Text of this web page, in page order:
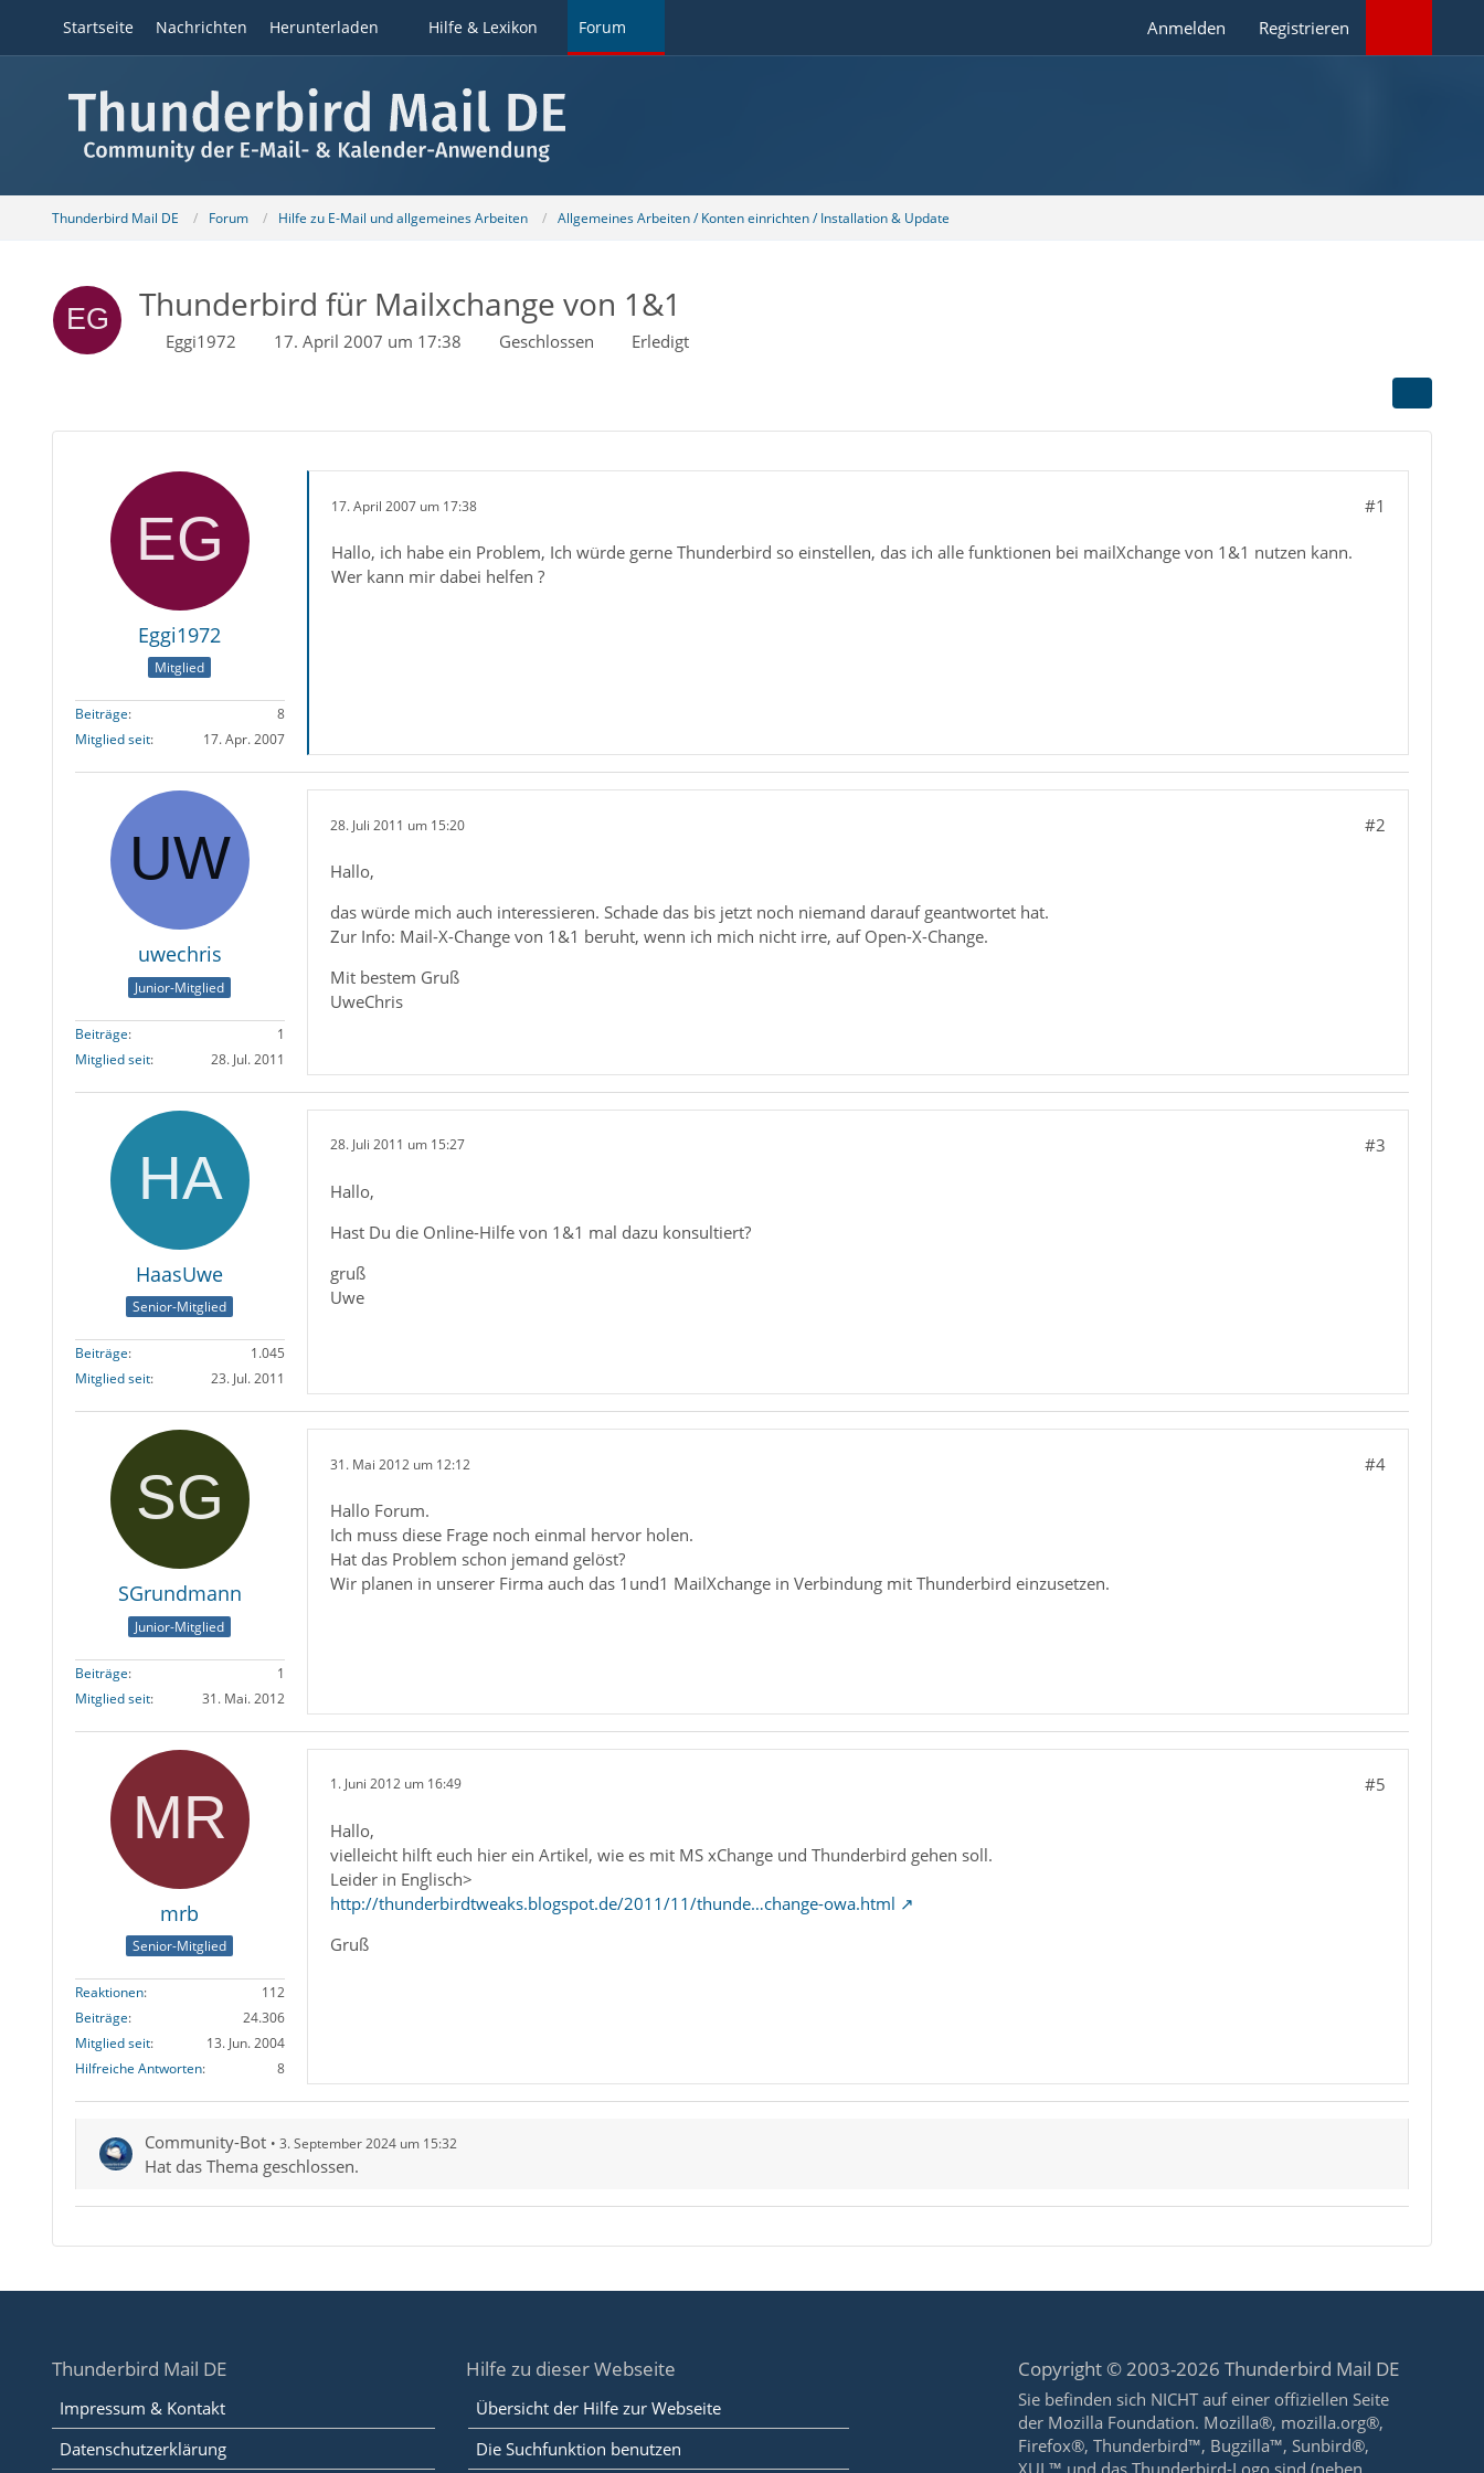
Startseite Nachrichten Herunterladen Hilfe & Lexikon Forum Anmelden Registrieren
Thunderbird Mail DE Forum Hilfe zu E-Mail und allgemeines Arbeiten Allgemeines Arbeiten / Konten einrichten / Installation & Update
Thunderbird für Mailxchange von 1&1
Eggi1972 17. April 2007 um 17:38 Geschlossen Erledigt
Eggi1972
Mitglied
Beiträge
8
Mitglied seit
17. Apr. 2007
17. April 2007 um 17:38 #1
Hallo, ich habe ein Problem, Ich würde gerne Thunderbird so einstellen, das ich alle funktionen bei mailXchange von 1&1 nutzen kann.
Wer kann mir dabei helfen ?
uwechris
Junior-Mitglied
Beiträge
1
Mitglied seit
28. Jul. 2011
28. Juli 2011 um 15:20 #2
Hallo,
das würde mich auch interessieren. Schade das bis jetzt noch niemand darauf geantwortet hat.
Zur Info: Mail-X-Change von 1&1 beruht, wenn ich mich nicht irre, auf Open-X-Change.
Mit bestem Gruß
UweChris
HaasUwe
Senior-Mitglied
Beiträge
1.045
Mitglied seit
23. Jul. 2011
28. Juli 2011 um 15:27 #3
Hallo,
Hast Du die Online-Hilfe von 1&1 mal dazu konsultiert?
gruß
Uwe
SGrundmann
Junior-Mitglied
Beiträge
1
Mitglied seit
31. Mai. 2012
31. Mai 2012 um 12:12 #4
Hallo Forum.
Ich muss diese Frage noch einmal hervor holen.
Hat das Problem schon jemand gelöst?
Wir planen in unserer Firma auch das 1und1 MailXchange in Verbindung mit Thunderbird einzusetzen.
mrb
Senior-Mitglied
Reaktionen
112
Beiträge
24.306
Mitglied seit
13. Jun. 2004
Hilfreiche Antworten
8
1. Juni 2012 um 16:49 #5
Hallo,
vielleicht hilft euch hier ein Artikel, wie es mit MS xChange und Thunderbird gehen soll.
Leider in Englisch>
http://thunderbirdtweaks.blogspot.de/2011/11/thunde…change-owa.html
Gruß
Community-Bot 3. September 2024 um 15:32
Hat das Thema geschlossen.
Thunderbird Mail DE
Impressum & Kontakt
Datenschutzerklärung
Hilfe zu dieser Webseite
Übersicht der Hilfe zur Webseite
Die Suchfunktion benutzen
Copyright © 2003-2026 Thunderbird Mail DE
Sie befinden sich NICHT auf einer offiziellen Seite
der Mozilla Foundation. Mozilla®, mozilla.org®,
Firefox®, Thunderbird™, Bugzilla™, Sunbird®,